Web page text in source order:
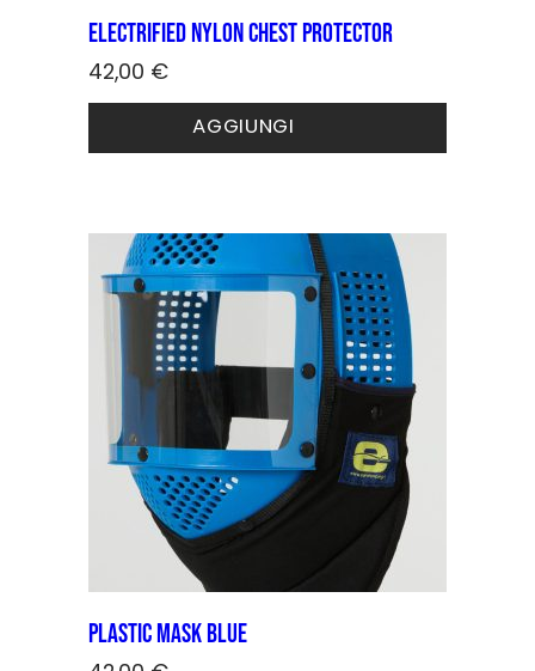
Electrified Nylon Chest Protector
42,00 €
AGGIUNGI
Plastic Mask Blue